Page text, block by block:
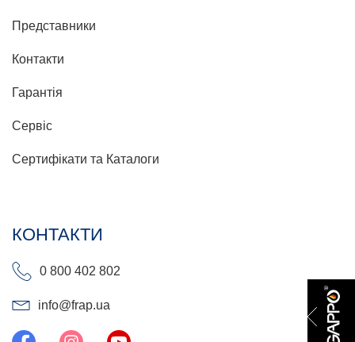
Представники
Контакти
Гарантія
Сервіс
Сертифікати та Каталоги
КОНТАКТИ
0 800 402 802
info@frap.ua